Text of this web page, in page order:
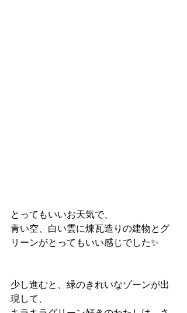
とってもいいお天気で、
青い空、白い雲に煉瓦造りの建物とグ
リーンがとってもいい感じでした✨
少し進むと、緑のきれいなゾーンが出
現して、